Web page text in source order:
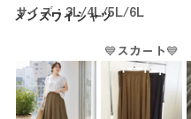
メンズワイシャツ
サイズ：3L/4L/5L/6L
💙スカート💙